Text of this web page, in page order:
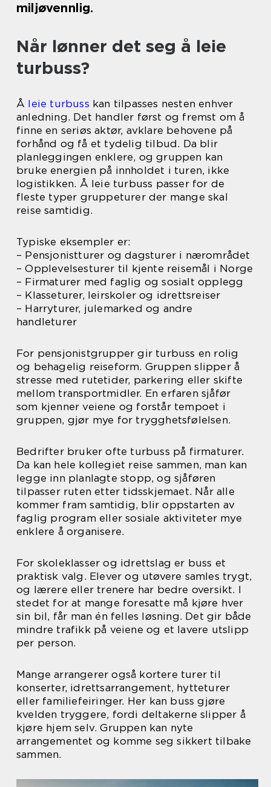
miljøvennlig.
Når lønner det seg å leie
turbuss?
Å leie turbuss kan tilpasses nesten enhver
anledning. Det handler først og fremst om å
finne en seriøs aktør, avklare behovene på
forhånd og få et tydelig tilbud. Da blir
planleggingen enklere, og gruppen kan
bruke energien på innholdet i turen, ikke
logistikken. Å leie turbuss passer for de
fleste typer gruppeturer der mange skal
reise samtidig.
Typiske eksempler er:
– Pensjonistturer og dagsturer i nærområdet
– Opplevelsesturer til kjente reisemål i Norge
– Firmaturer med faglig og sosialt opplegg
– Klasseturer, leirskoler og idrettsreiser
– Harryturer, julemarked og andre
handleturer
For pensjonistgrupper gir turbuss en rolig
og behagelig reiseform. Gruppen slipper å
stresse med rutetider, parkering eller skifte
mellom transportmidler. En erfaren sjåfør
som kjenner veiene og forstår tempoet i
gruppen, gjør mye for trygghetsfølelsen.
Bedrifter bruker ofte turbuss på firmaturer.
Da kan hele kollegiet reise sammen, man kan
legge inn planlagte stopp, og sjåføren
tilpasser ruten etter tidsskjemaet. Når alle
kommer fram samtidig, blir oppstarten av
faglig program eller sosiale aktiviteter mye
enklere å organisere.
For skoleklasser og idrettslag er buss et
praktisk valg. Elever og utøvere samles trygt,
og lærere eller trenere har bedre oversikt. I
stedet for at mange foresatte må kjøre hver
sin bil, får man én felles løsning. Det gir både
mindre trafikk på veiene og et lavere utslipp
per person.
Mange arrangerer også kortere turer til
konserter, idrettsarrangement, hytteturer
eller familiefeiringer. Her kan buss gjøre
kvelden tryggere, fordi deltakerne slipper å
kjøre hjem selv. Gruppen kan nyte
arrangementet og komme seg sikkert tilbake
sammen.